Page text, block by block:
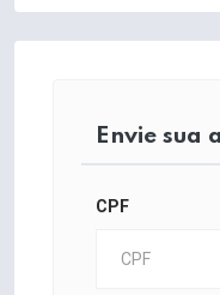
Envie sua
CPF